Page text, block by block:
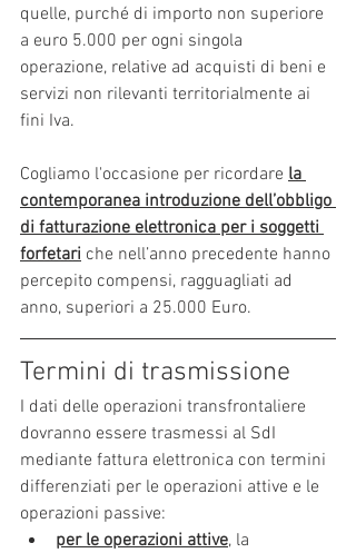
quelle, purché di importo non superiore
a euro 5.000 per ogni singola
operazione, relative ad acquisti di beni e
servizi non rilevanti territorialmente ai
fini Iva.
Cogliamo l'occasione per ricordare la
contemporanea introduzione dell’obbligo
di fatturazione elettronica per i soggetti
forfetari che nell’anno precedente hanno
percepito compensi, ragguagliati ad
anno, superiori a 25.000 Euro.
Termini di trasmissione
I dati delle operazioni transfrontaliere
dovranno essere trasmessi al SdI
mediante fattura elettronica con termini
differenziati per le operazioni attive e le
operazioni passive:
per le operazioni attive, la